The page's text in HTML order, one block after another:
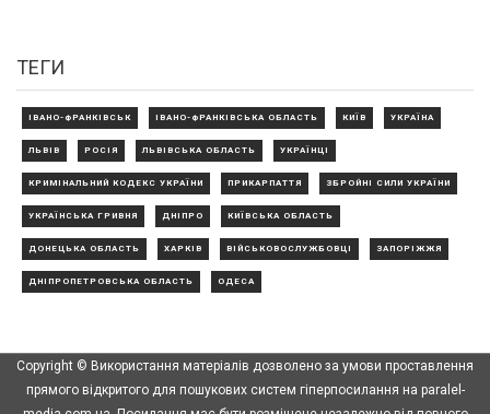
ТЕГИ
ІВАНО-ФРАНКІВСЬК ІВАНО-ФРАНКІВСЬКА ОБЛАСТЬ КИЇВ УКРАЇНА
ЛЬВІВ РОСІЯ ЛЬВІВСЬКА ОБЛАСТЬ УКРАЇНЦІ
КРИМІНАЛЬНИЙ КОДЕКС УКРАЇНИ ПРИКАРПАТТЯ ЗБРОЙНІ СИЛИ УКРАЇНИ
УКРАЇНСЬКА ГРИВНЯ ДНІПРО КИЇВСЬКА ОБЛАСТЬ
ДОНЕЦЬКА ОБЛАСТЬ ХАРКІВ ВІЙСЬКОВОСЛУЖБОВЦІ ЗАПОРІЖЖЯ
ДНІПРОПЕТРОВСЬКА ОБЛАСТЬ ОДЕСА
Copyright © Використання матеріалів дозволено за умови проставлення
прямого відкритого для пошукових систем гіперпосилання на paralel-